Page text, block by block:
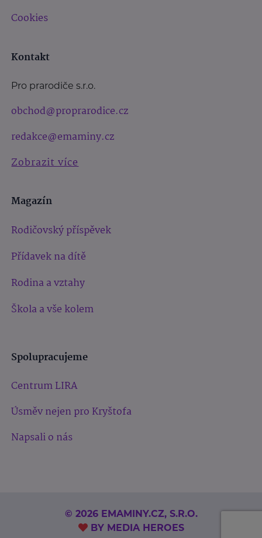
Cookies
Kontakt
Pro prarodiče s.r.o.
obchod@proprarodice.cz
redakce@emaminy.cz
Zobrazit více
Magazín
Rodičovský příspěvek
Přídavek na dítě
Rodina a vztahy
Škola a vše kolem
Spolupracujeme
Centrum LIRA
Úsměv nejen pro Kryštofa
Napsali o nás
© 2026 EMAMINY.CZ, S.R.O.
BY MEDIA HEROES